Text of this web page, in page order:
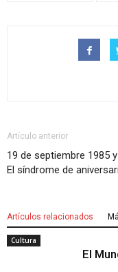
Artículo anterior
19 de septiembre 1985
El síndrome de
Artículos relacionados
Cultura
El